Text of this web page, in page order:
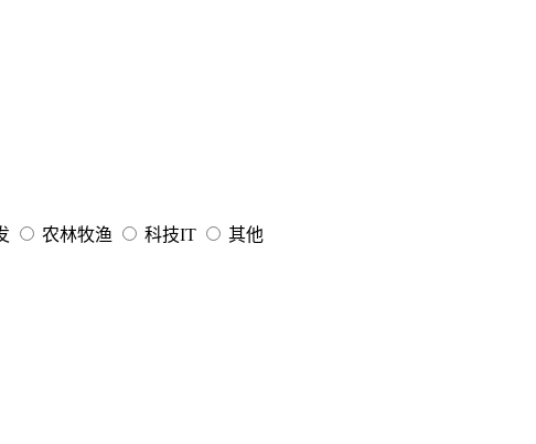
农林牧渔 科技IT
其他